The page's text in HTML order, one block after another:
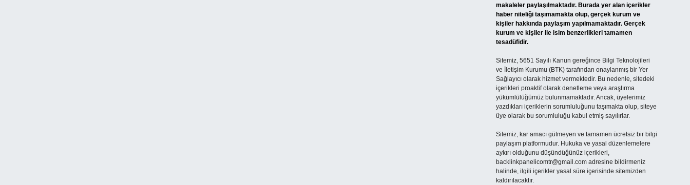
makaleler paylaşılmaktadır. Burada yer alan içerikler
haber niteliği taşımamakta olup, gerçek kurum ve
kişiler hakkında paylaşım yapılmamaktadır. Gerçek
kurum ve kişiler ile isim benzerlikleri tamamen
tesadüfidir.
Sitemiz, 5651 Sayılı Kanun gereğince Bilgi Teknolojileri
ve İletişim Kurumu (BTK) tarafından onaylanmış bir Yer
Sağlayıcı olarak hizmet vermektedir. Bu nedenle, sitedeki
içerikleri proaktif olarak denetleme veya araştırma
yükümlülüğümüz bulunmamaktadır. Ancak, üyelerimiz
yazdıkları içeriklerin sorumluluğunu taşımakta olup, siteye
üye olarak bu sorumluluğu kabul etmiş sayılırlar.
Sitemiz, kar amacı gütmeyen ve tamamen ücretsiz bir bilgi
paylaşım platformudur. Hukuka ve yasal düzenlemelere
aykırı olduğunu düşündüğünüz içerikleri,
backlinkpanelicomtr@gmail.comadresine bildirmeniz
halinde, ilgili içerikler yasal süre içerisinde sitemizden
kaldırılacaktır.